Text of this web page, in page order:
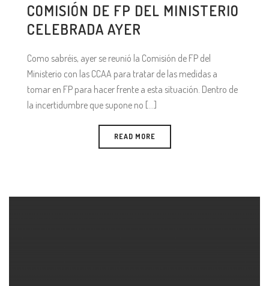
COMISIÓN DE FP DEL MINISTERIO
CELEBRADA AYER
Como sabréis, ayer se reunió la Comisión de FP del
Ministerio con las CCAA para tratar de las medidas a
tomar en FP para hacer frente a esta situación. Dentro de
la incertidumbre que supone no [...]
READ MORE